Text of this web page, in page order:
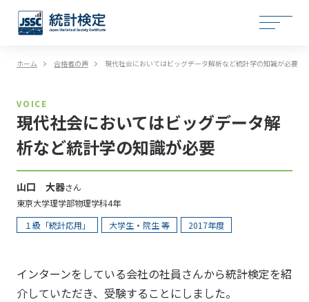
ホーム 合格者の声 現代社会においてはビッグデータ解析など統計学の知識が必要
VOICE
現代社会においてはビッグデータ解
析など統計学の知識が必要
山口 大器さん
東京大学理学部物理学科4年
１級「統計応用」
大学生・院生 等 2017年度
インターンをしている会社の社員さんから統計検定を紹
介していただき、受験することにしました。